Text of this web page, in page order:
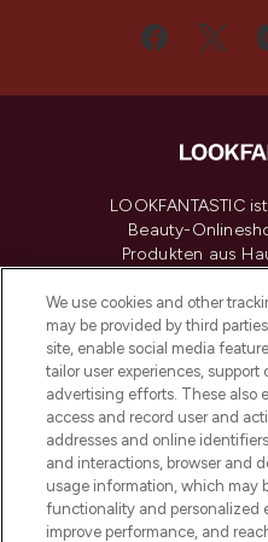
LOOKFANTASTIC
Beauty-
Produkten aus
renommierten
oder über die
Lieferung ab einem
Cookie-
Do Not Sell or
HILFE &
We use cookies and other
may be provided by third
site, enable social media
tailor user experiences, support
advertising efforts. These also
access and record user and
addresses and online
and interactions, browser and
usage information, which may
functionality and personalized
improve performance, and